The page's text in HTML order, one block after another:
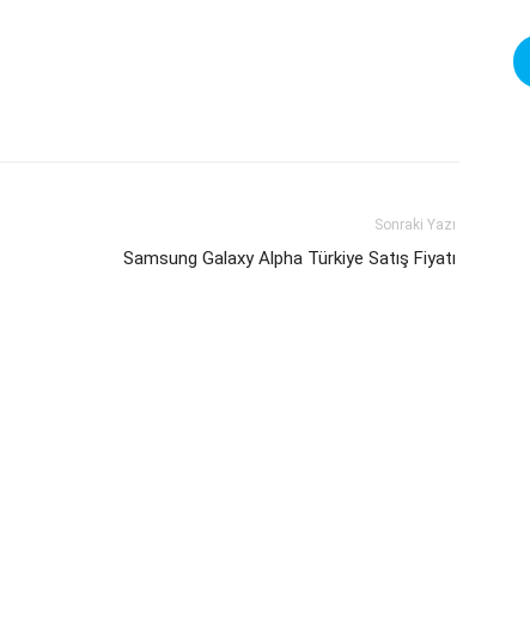
Sonraki Yazı
Samsung Galaxy Alpha Türkiye Satış Fiyatı